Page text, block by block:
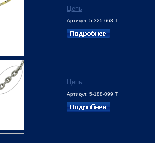
Цепь
Артикул: 5-325-663 Т
Цепь
Артикул: 5-188-099 Т